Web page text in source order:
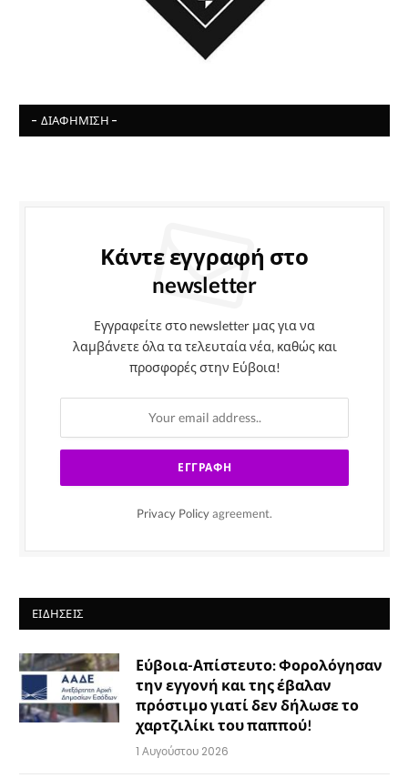
- ΔΙΑΦΉΜΙΣΗ -
Κάντε εγγραφή στο
newsletter
Εγγραφείτε στο newsletter μας για να
λαμβάνετε όλα τα τελευταία νέα, καθώς και
προσφορές στην Εύβοια!
Privacy Policy agreement.
ΕΙΔΉΣΕΙΣ
Εύβοια-Απίστευτο: Φορολόγησαν
την εγγονή και της έβαλαν
πρόστιμο γιατί δεν δήλωσε το
χαρτζιλίκι του παππού!
1 Αυγούστου 2026